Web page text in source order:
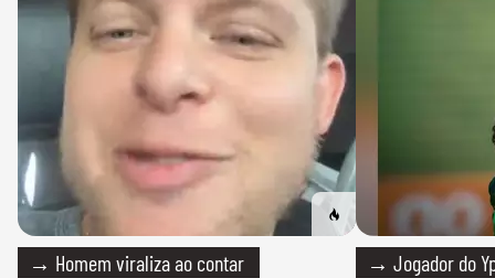
→ Homem viraliza ao contar
→ Jogador do